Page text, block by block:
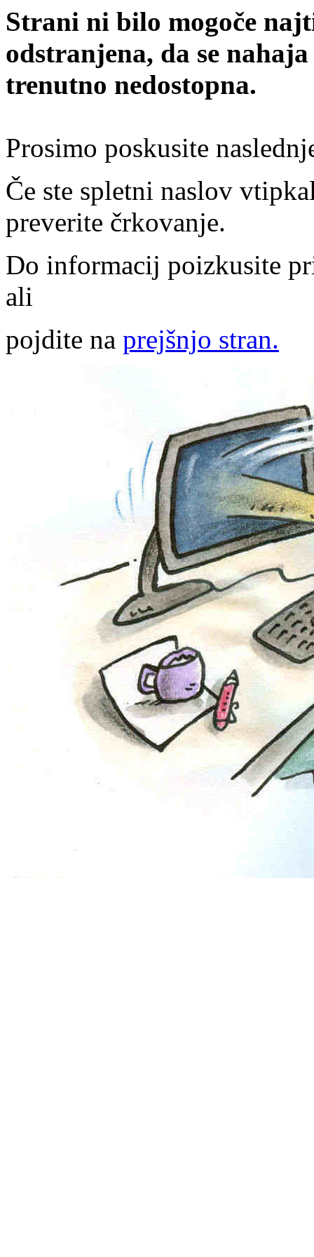
Strani ni bilo mogoče
odstranjena, da se
trenutno nedostopna.
Prosimo poskusite
Če ste spletni naslov
preverite črkovanje.
Do informacij poizkusite
ali
pojdite na prejšnjo stran.